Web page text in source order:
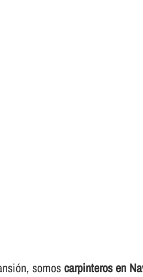
somoscarpinteros en